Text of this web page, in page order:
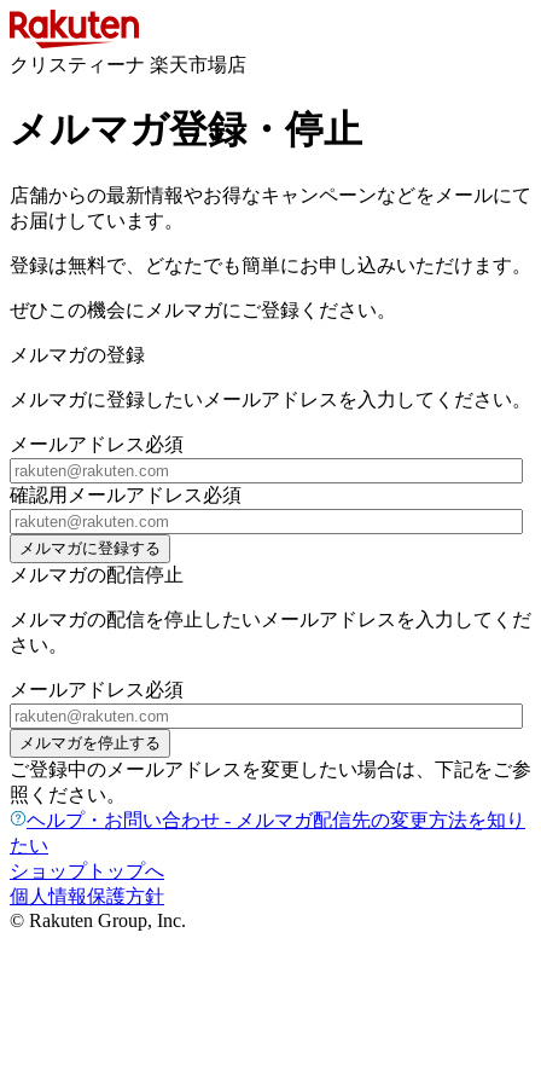
クリスティーナ 楽天市場店
メルマガ登録・停止
店舗からの最新情報やお得なキャンペーンなどをメールにて
お届けしています。
登録は無料で、どなたでも簡単にお申し込みいただけます。
ぜひこの機会にメルマガにご登録ください。
メルマガの登録
メルマガに登録したいメールアドレスを入力してください。
メールアドレス必須
確認用メールアドレス必須
メルマガに登録する
メルマガの配信停止
メルマガの配信を停止したいメールアドレスを入力してくだ
さい。
メールアドレス必須
メルマガを停止する
ご登録中のメールアドレスを変更したい場合は、下記をご参
照ください。
ヘルプ・お問い合わせ - メルマガ配信先の変更方法を知り
たい
ショップトップへ
個人情報保護方針
© Rakuten Group, Inc.